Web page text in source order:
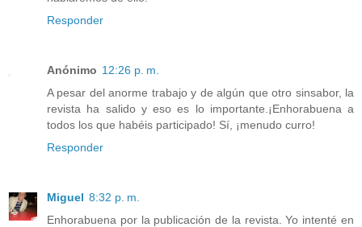
Responder
Anónimo 12:26 p. m.
A pesar del anorme trabajo y de algún que otro sinsabor, la
revista ha salido y eso es lo importante.¡Enhorabuena a
todos los que habéis participado! Sí, ¡menudo curro!
Responder
Miguel 8:32 p. m.
Enhorabuena por la publicación de la revista. Yo intenté en